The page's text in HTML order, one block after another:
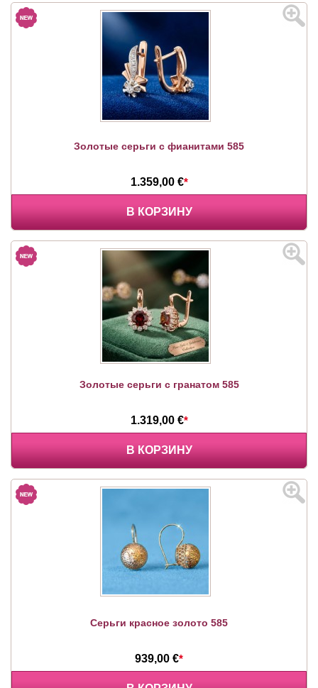
Золотые серьги с фианитами 585
1.359,00 €*
В КОРЗИНУ
Золотые серьги с гранатом 585
1.319,00 €*
В КОРЗИНУ
Серьги красное золото 585
939,00 €*